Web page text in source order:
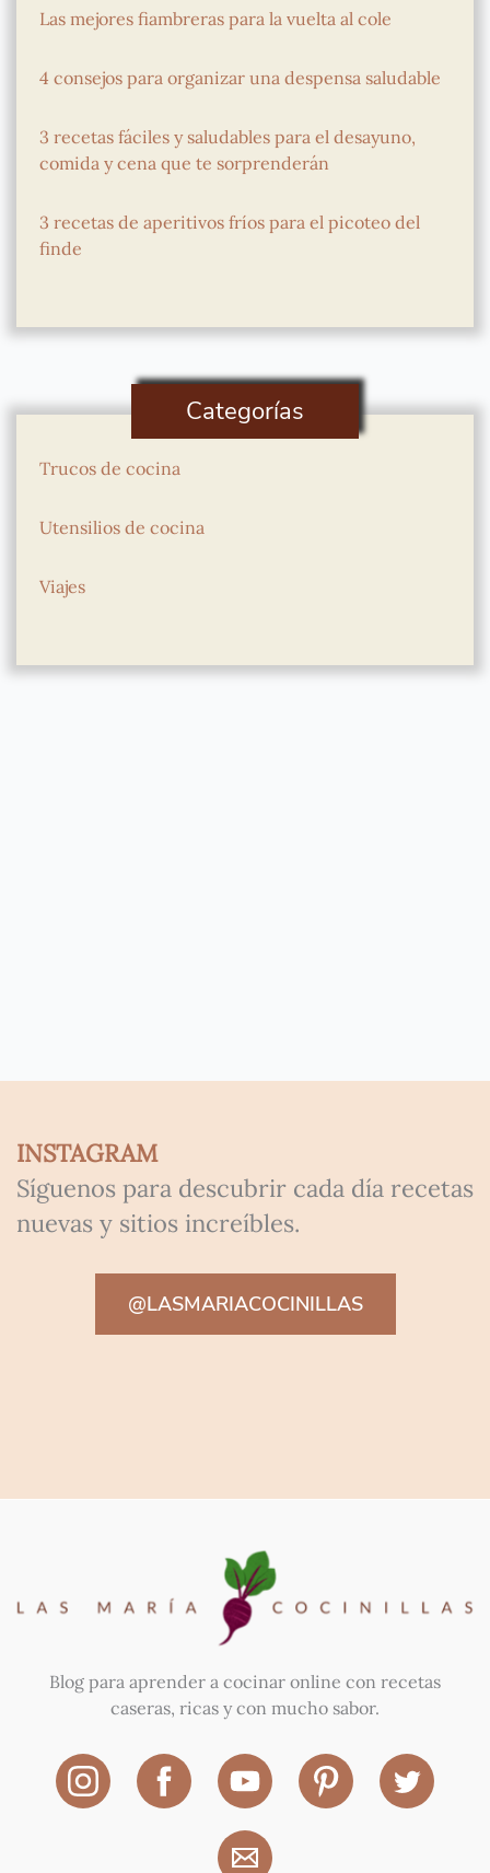
Las mejores fiambreras para la vuelta al cole
4 consejos para organizar una despensa saludable
3 recetas fáciles y saludables para el desayuno,
comida y cena que te sorprenderán
3 recetas de aperitivos fríos para el picoteo del
finde
Categorías
Trucos de cocina
Utensilios de cocina
Viajes
INSTAGRAM
Síguenos para descubrir cada día recetas
nuevas y sitios increíbles.
@LASMARIACOCINILLAS
Blog para aprender a cocinar online con recetas
caseras, ricas y con mucho sabor.